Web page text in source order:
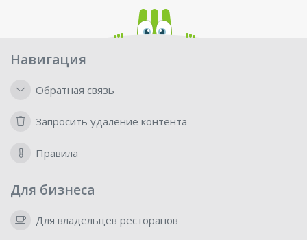
Навигация
Обратная связь
Запросить удаление контента
Правила
Для бизнеса
Для владельцев ресторанов